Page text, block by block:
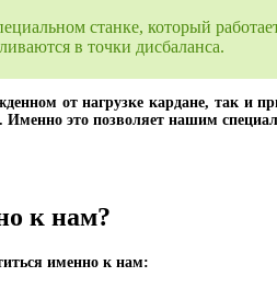
станке, который
в точки дисбаланса.
от нагрузке кардане, так и
это позволяет нашим
к нам?
именно к нам: